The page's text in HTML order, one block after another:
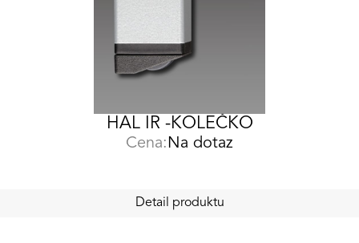
HAL IR -KOLEČKO
Cena: Na dotaz
Detail produktu